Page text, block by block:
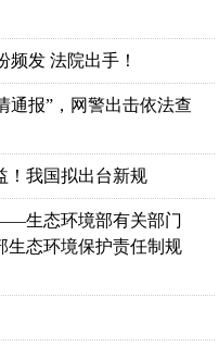
频发 法院出手！
通报”，网警出击依法查
！我国拟出台新规
生态环境部有关部门
生态环境保护责任制规